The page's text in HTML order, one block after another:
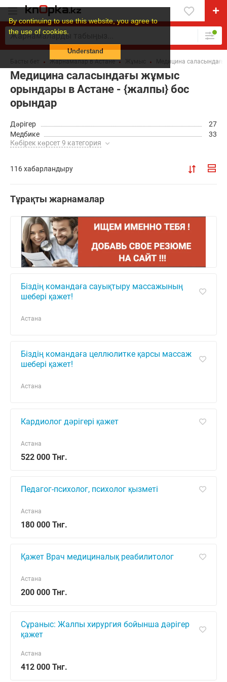
By continuing to use this website, you agree to
the use of cookies.
Understand
Жарнамалар в Астане Медицина
Медицина саласындағы жұмыс
орындары в Астане - {жалпы} бос
орындар
Дәрігер
27
Медбике
33
Көбірек көрсет 9 категория
116 хабарландыру
Тұрақты жарнамалар
Біздің командаға сауықтыру массажының
шебері қажет!
Астана
Біздің командаға целлюлитке қарсы массаж
шебері қажет!
Астана
Кардиолог дәрігері қажет
522 000 Тнг.
Астана
Педагог-психолог, психолог қызметі
180 000 Тнг.
Астана
Қажет Врач медициналық реабилитолог
200 000 Тнг.
Астана
Сұраныс: Жалпы хирургия бойынша дәрігер
қажет
412 000 Тнг.
Астана